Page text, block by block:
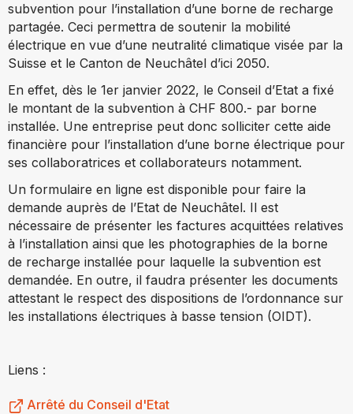
subvention pour l’installation d’une borne de recharge
partagée. Ceci permettra de soutenir la mobilité
électrique en vue d’une neutralité climatique visée par la
Suisse et le Canton de Neuchâtel d’ici 2050.
En effet, dès le 1er janvier 2022, le Conseil d’Etat a fixé
le montant de la subvention à CHF 800.- par borne
installée. Une entreprise peut donc solliciter cette aide
financière pour l’installation d’une borne électrique pour
ses collaboratrices et collaborateurs notamment.
Un formulaire en ligne est disponible pour faire la
demande auprès de l’Etat de Neuchâtel. Il est
nécessaire de présenter les factures acquittées relatives
à l’installation ainsi que les photographies de la borne
de recharge installée pour laquelle la subvention est
demandée. En outre, il faudra présenter les documents
attestant le respect des dispositions de l’ordonnance sur
les installations électriques à basse tension (OIDT).
Liens :
Arrêté du Conseil d'Etat